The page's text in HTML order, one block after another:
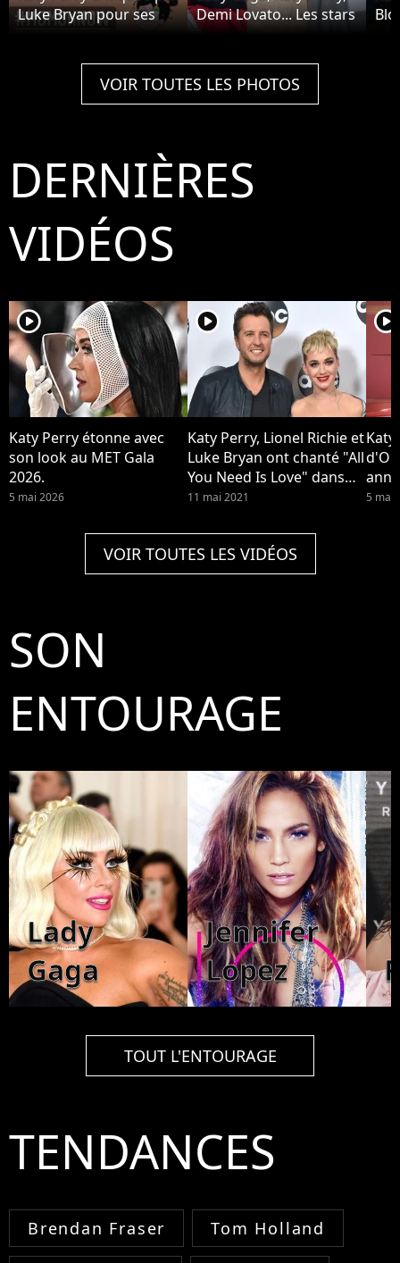
Luke Bryan pour ses
Demi Lovato... Les stars
ont chanté pour
VOIR TOUTES LES PHOTOS
DERNIÈRES
VIDÉOS
player2
Katy Perry étonne avec
son look au MET Gala
2026.
5 mai 2026
player2
Katy Perry, Lionel Richie et
Luke Bryan ont chanté "All
You Need Is Love" dans
American Idol. Luke Bryan
jambes de Katy Perry, elle
lui a répondu
11 mai 2021
player2
5
VOIR TOUTES LES VIDÉOS
SON
ENTOURAGE
Lady
Gaga
Jennifer
Lopez
TOUT L'ENTOURAGE
TENDANCES
Brendan Fraser Tom Holland